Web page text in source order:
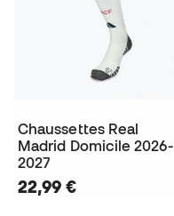
Chaussettes Real
Madrid Domicile 2026-
2027
22,99 €